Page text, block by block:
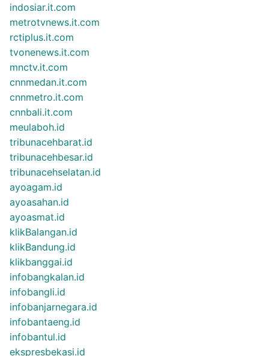
indosiar.it.com
metrotvnews.it.com
rctiplus.it.com
tvonenews.it.com
mnctv.it.com
cnnmedan.it.com
cnnmetro.it.com
cnnbali.it.com
meulaboh.id
tribunacehbarat.id
tribunacehbesar.id
tribunacehselatan.id
ayoagam.id
ayoasahan.id
ayoasmat.id
klikBalangan.id
klikBandung.id
klikbanggai.id
infobangkalan.id
infobangli.id
infobanjarnegara.id
infobantaeng.id
infobantul.id
ekspresbekasi.id